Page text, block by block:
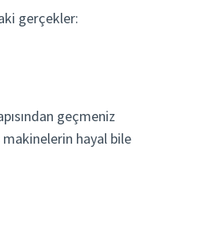
gerçekler:
geçmeniz
hayal bile